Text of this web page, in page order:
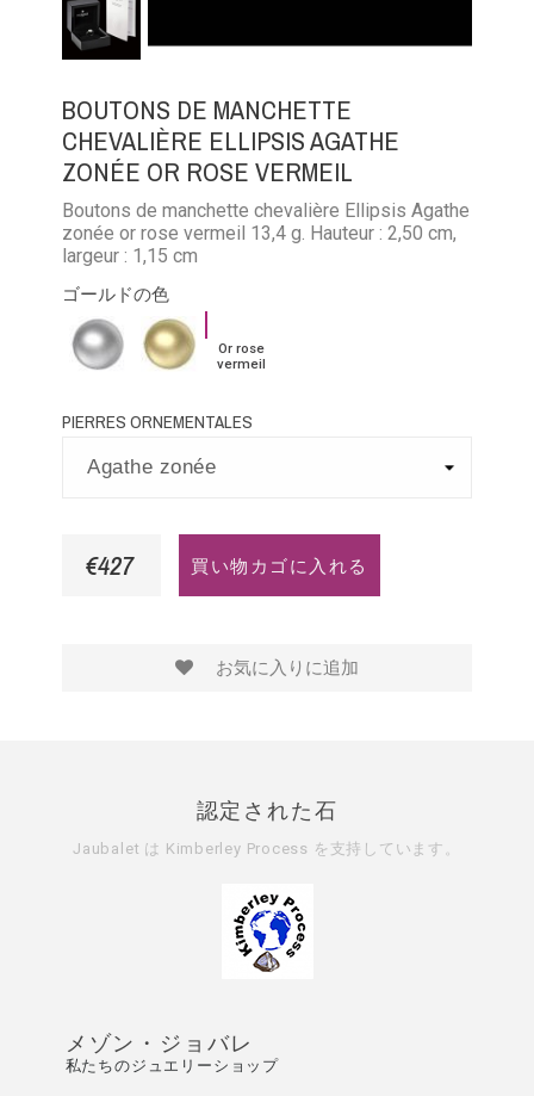
BOUTONS DE MANCHETTE
CHEVALIÈRE ELLIPSIS AGATHE
ZONÉE OR ROSE VERMEIL
Boutons de manchette chevalière Ellipsis Agathe
zonée or rose vermeil 13,4 g. Hauteur : 2,50 cm,
largeur : 1,15 cm
ゴールドの色
Argent
palladié
Or
jaune
rose
Or rose
vermeil
PIERRES ORNEMENTALES
€427 買い物カゴに入れる
お気に入りに追加
認定された石
Jaubalet は Kimberley Process を支持しています。
メゾン・ジョバレ
私たちのジュエリーショップ